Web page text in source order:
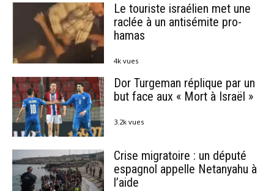
Le touriste israélien met une
raclée à un antisémite pro-
hamas
4k vues
Dor Turgeman réplique par un
but face aux « Mort à Israël »
3.2k vues
Crise migratoire : un député
espagnol appelle Netanyahu à
l’aide